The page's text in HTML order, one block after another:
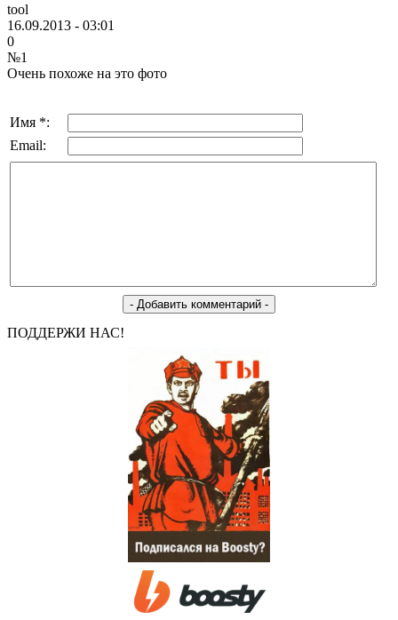
tool
16.09.2013 - 03:01
0
№1
Очень похоже на это фото
Имя *:
Email:
ПОДДЕРЖИ НАС!